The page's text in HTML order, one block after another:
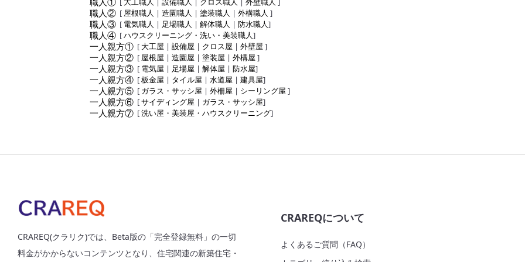
職人② [ 屋根職人 | 造園職人 | 塗装職人 | 外構職人 ]
職人③ [ 電気職人 | 足場職人 | 解体職人 | 防水職人]
職人④ [ハウスクリーニング・洗い・美装職人]
一人親方① [ 大工屋 | 設備屋 | クロス屋 | 外壁屋 ]
一人親方② [ 屋根屋 | 造園屋 | 塗装屋 | 外構屋 ]
一人親方③ [ 電気屋 | 足場屋 | 解体屋 | 防水屋]
一人親方④ [板金屋 | タイル屋 | 水道屋 | 建具屋]
一人親方⑤ [ ガラス・サッシ屋 | 外柵屋 | シーリング屋 ]
一人親方⑥ [サイディング屋 | ガラス・サッシ屋]
一人親方⑦ [洗い屋・美装屋・ハウスクリーニング]
CRAREQ(クラリク)では、Beta版の「完全登録無料」の一切
料金がかからないコンテンツとなり、住宅関連の新築住宅・
CRAREQについて
よくあるご質問（FAQ）